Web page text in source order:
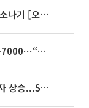
35도 안팎 무더위 이어져…전국 곳곳 소나기 [오늘 날씨]
[주간증시전망] 다음주 코스피 6000~7000⋯“外人 수급은 정책이 변수”
뉴욕증시, 연준 금리인상 기대감 꺾이자 상승...S&P500 사상 최고치 [종합]